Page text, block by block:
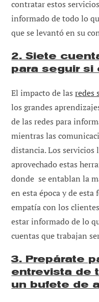
contratar estos
informado de todo lo
que se levantó en su
2. Siete
para seguir si
El impacto de lasredes
los grandes
de las redes para
mientras las
distancia. Los servicios
aprovechado estas
donde se entablan la
en esta época y de
empatía con los
estar informado de lo
cuentas que trabajan
3. Prepárate
entrevista de
un bufete de